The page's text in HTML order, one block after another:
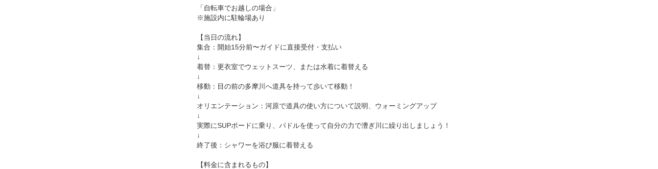
「自転車でお越しの場合」
※施設内に駐輪場あり
【当日の流れ】
集合：開始15分前〜ガイドに直接受付・支払い
↓
着替：更衣室でウェットスーツ、または水着に着替える
↓
移動：目の前の多摩川へ道具を持って歩いて移動！
↓
オリエンテーション：河原で道具の使い方について説明、ウォーミングアップ
↓
実際にSUPボードに乗り、パドルを使って自分の力で漕ぎ川に繰り出しましょう！
↓
終了後：シャワーを浴び服に着替える
【料金に含まれるもの】